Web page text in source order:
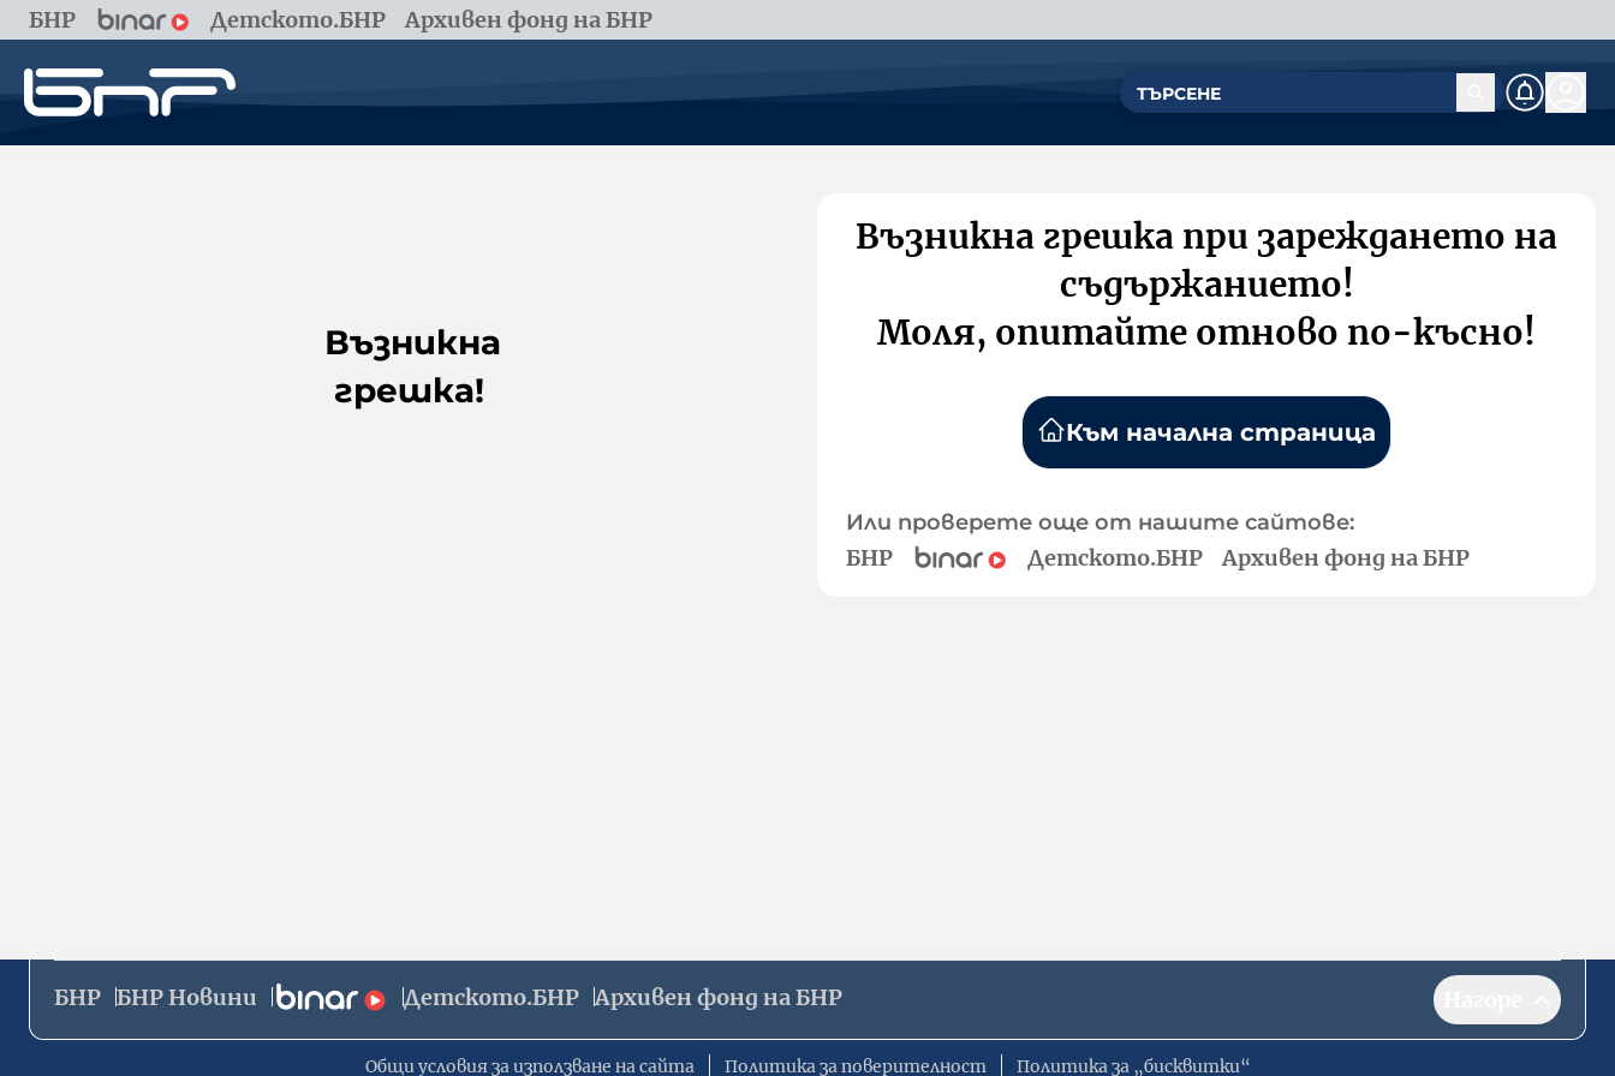
БНР Детското.БНР Архивен фонд на БНР
Възникна
грешка!
Възникна грешка при зареждането на
съдържанието!
Моля, опитайте отново по-късно!
Към начална страница
Или проверете още от нашите сайтове:
БНР Детското.БНР Архивен фонд на БНР
БНР БНР Новини Детското.БНР Архивен фонд на БНР
Общи условия за използване на сайта Политика за поверителност Политика за „бисквитки“